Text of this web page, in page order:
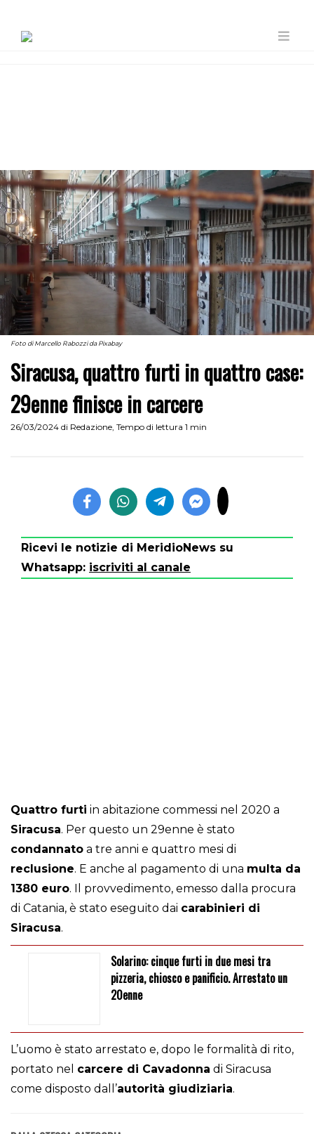
Foto di Marcello Rabozzi da Pixabay
Siracusa, quattro furti in quattro case:
29enne finisce in carcere
26/03/2024 di Redazione, Tempo di lettura 1 min
Ricevi le notizie di MeridioNews su
Whatsapp: iscriviti al canale
Quattro furti in abitazione commessi nel 2020 a
Siracusa. Per questo un 29enne è stato
condannato a tre anni e quattro mesi di
reclusione. E anche al pagamento di una multa da
1380 euro. Il provvedimento, emesso dalla procura
di Catania, è stato eseguito dai carabinieri di
Siracusa.
Solarino: cinque furti in due mesi tra
pizzeria, chiosco e panificio. Arrestato un
20enne
L’uomo è stato arrestato e, dopo le formalità di rito,
portato nel carcere di Cavadonna di Siracusa
come disposto dall’autorità giudiziaria.